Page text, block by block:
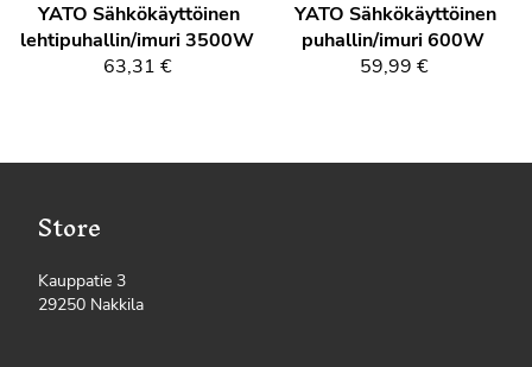
YATO Sähkökäyttöinen
lehtipuhallin/imuri 3500W
63,31 €
YATO Sähkökäyttöinen
puhallin/imuri 600W
59,99 €
Store
Kauppatie 3
29250 Nakkila